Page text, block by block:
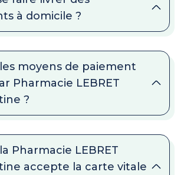
à domicile ?
moyens de paiement
Pharmacie LEBRET
?
Pharmacie LEBRET
accepte la carte vitale